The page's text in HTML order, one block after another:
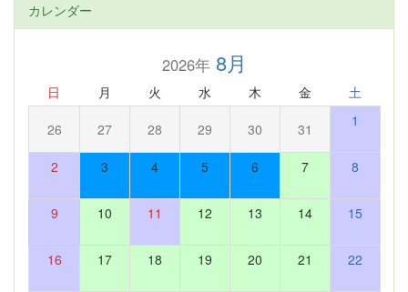
カレンダー
2026年8月
日 月 火 水 木 金 土
26 27 28 29 30 31 1
2 3 4 5 6 7 8
9 10 11 12 13 14 15
16 17 18 19 20 21 22